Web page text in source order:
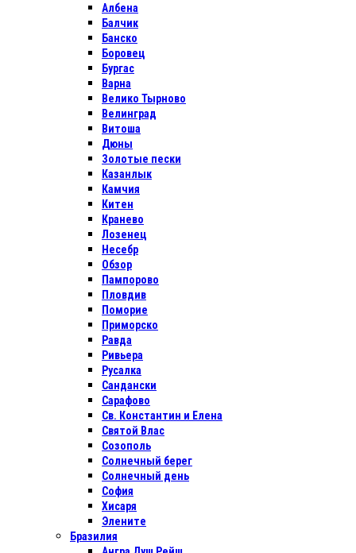
Албена
Балчик
Банско
Боровец
Бургас
Варна
Велико Тырново
Велинград
Витоша
Дюны
Золотые пески
Казанлык
Камчия
Китен
Кранево
Лозенец
Несебр
Обзор
Пампорово
Пловдив
Поморие
Приморско
Равда
Ривьера
Русалка
Сандански
Сарафово
Св. Константин и Елена
Святой Влас
Созополь
Солнечный берег
Солнечный день
София
Хисаря
Элените
Бразилия